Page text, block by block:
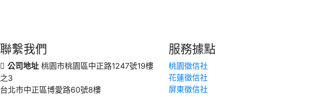
聯繫我們
公司地址 桃園市桃園區中正路1247號19樓
之3
台北市中正區博愛路60號8樓
服務據點
桃園徵信社
花蓮徵信社
屏東徵信社